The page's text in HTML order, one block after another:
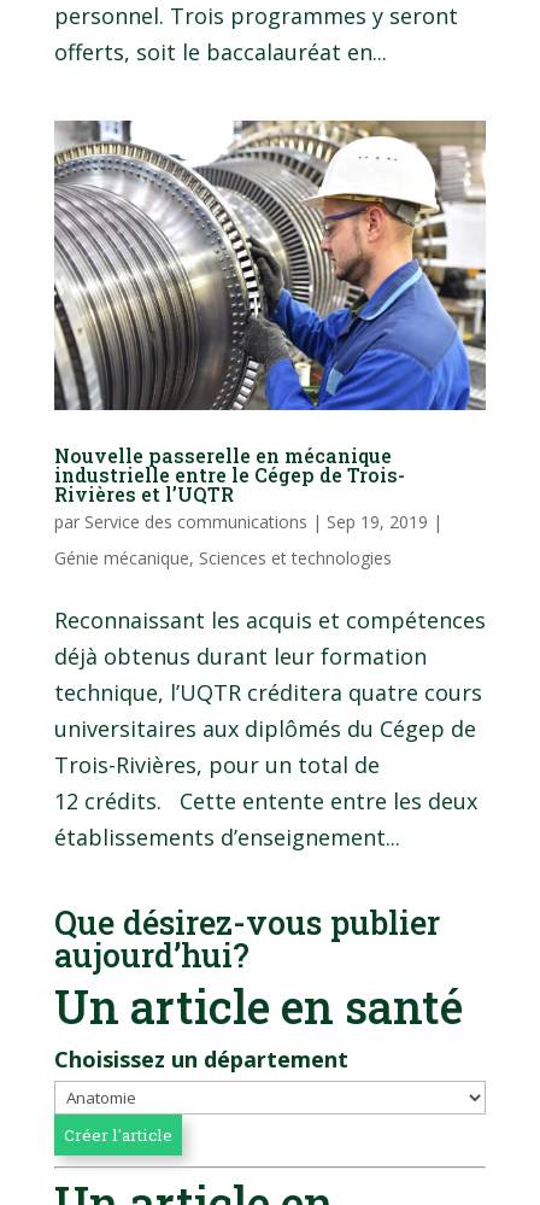
personnel. Trois programmes y seront
offerts, soit le baccalauréat en...
Nouvelle passerelle en mécanique
industrielle entre le Cégep de Trois-
Rivières et l’UQTR
par Service des communications | Sep 19, 2019 |
Génie mécanique, Sciences et technologies
Reconnaissant les acquis et compétences
déjà obtenus durant leur formation
technique, l’UQTR créditera quatre cours
universitaires aux diplômés du Cégep de
Trois-Rivières, pour un total de
12 crédits. Cette entente entre les deux
établissements d’enseignement...
Que désirez-vous publier
aujourd’hui?
Un article en santé
Choisissez un département